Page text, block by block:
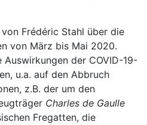
von Frédéric Stahl über die
von März bis Mai 2020.
der COVID-19-
u.a. auf den Abbruch
z.B. der um den
Charles de Gaulle
Fregatten, die